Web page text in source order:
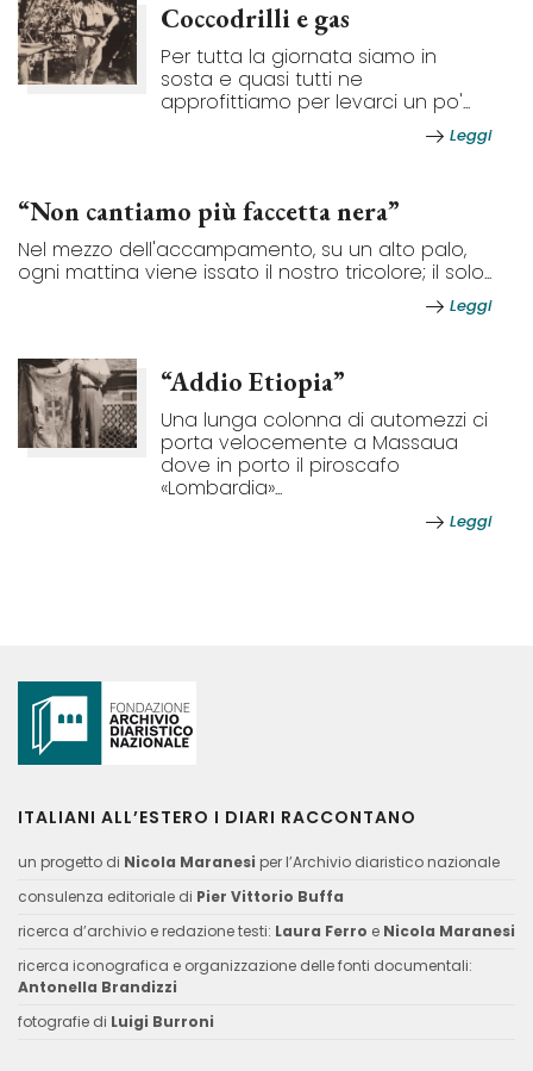
Coccodrilli e gas
Per tutta la giornata siamo in
sosta e quasi tutti ne
approfittiamo per levarci un po'...
Leggi
“Non cantiamo più faccetta nera”
Nel mezzo dell'accampamento, su un alto palo,
ogni mattina viene issato il nostro tricolore; il solo...
Leggi
“Addio Etiopia”
Una lunga colonna di automezzi ci
porta velocemente a Massaua
dove in porto il piroscafo
«Lombardia»...
Leggi
ITALIANI ALL’ESTERO I DIARI RACCONTANO
un progetto di Nicola Maranesi per l’Archivio diaristico nazionale
consulenza editoriale di Pier Vittorio Buffa
ricerca d’archivio e redazione testi: Laura Ferro e Nicola Maranesi
ricerca iconografica e organizzazione delle fonti documentali:
Antonella Brandizzi
fotografie di Luigi Burroni